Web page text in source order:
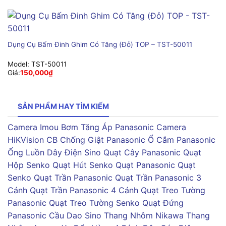
Dụng Cụ Bấm Đinh Ghim Có Tăng (Đỏ) TOP – TST-50011
Model: TST-50011
Giá:150,000₫
SẢN PHẨM HAY TÌM KIẾM
Camera Imou Bơm Tăng Áp Panasonic Camera
HiKVision CB Chống Giật Panasonic Ổ Cắm Panasonic
Ống Luồn Dây Điện Sino Quạt Cây Panasonic Quạt
Hộp Senko Quạt Hút Senko Quạt Panasonic Quạt
Senko Quạt Trần Panasonic Quạt Trần Panasonic 3
Cánh Quạt Trần Panasonic 4 Cánh Quạt Treo Tường
Panasonic Quạt Treo Tường Senko Quạt Đứng
Panasonic Cầu Dao Sino Thang Nhôm Nikawa Thang